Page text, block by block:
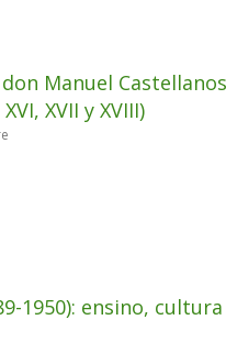
Manuel
XVII y XVIII)
1950): ensino,